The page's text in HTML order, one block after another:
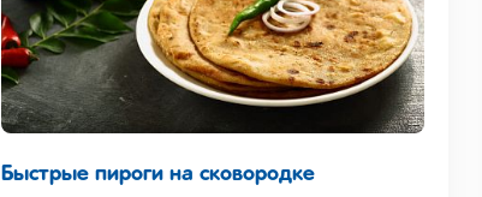
Быстрые пироги на сковородке